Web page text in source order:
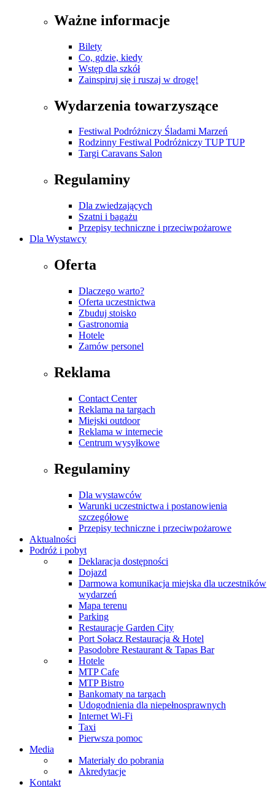
Ważne informacje
Bilety
Co, gdzie, kiedy
Wstęp dla szkół
Zainspiruj się i ruszaj w drogę!
Wydarzenia towarzyszące
Festiwal Podróżniczy Śladami Marzeń
Rodzinny Festiwal Podróżniczy TUP TUP
Targi Caravans Salon
Regulaminy
Dla zwiedzających
Szatni i bagażu
Przepisy techniczne i przeciwpożarowe
Dla Wystawcy
Oferta
Dlaczego warto?
Oferta uczestnictwa
Zbuduj stoisko
Gastronomia
Hotele
Zamów personel
Reklama
Contact Center
Reklama na targach
Miejski outdoor
Reklama w internecie
Centrum wysyłkowe
Regulaminy
Dla wystawców
Warunki uczestnictwa i postanowienia
szczegółowe
Przepisy techniczne i przeciwpożarowe
Aktualności
Podróż i pobyt
Deklaracja dostępności
Dojazd
Darmowa komunikacja miejska dla uczestników
wydarzeń
Mapa terenu
Parking
Restauracje Garden City
Port Sołacz Restauracja & Hotel
Pasodobre Restaurant & Tapas Bar
Hotele
MTP Cafe
MTP Bistro
Bankomaty na targach
Udogodnienia dla niepełnosprawnych
Internet Wi-Fi
Taxi
Pierwsza pomoc
Media
Materiały do pobrania
Akredytacje
Kontakt